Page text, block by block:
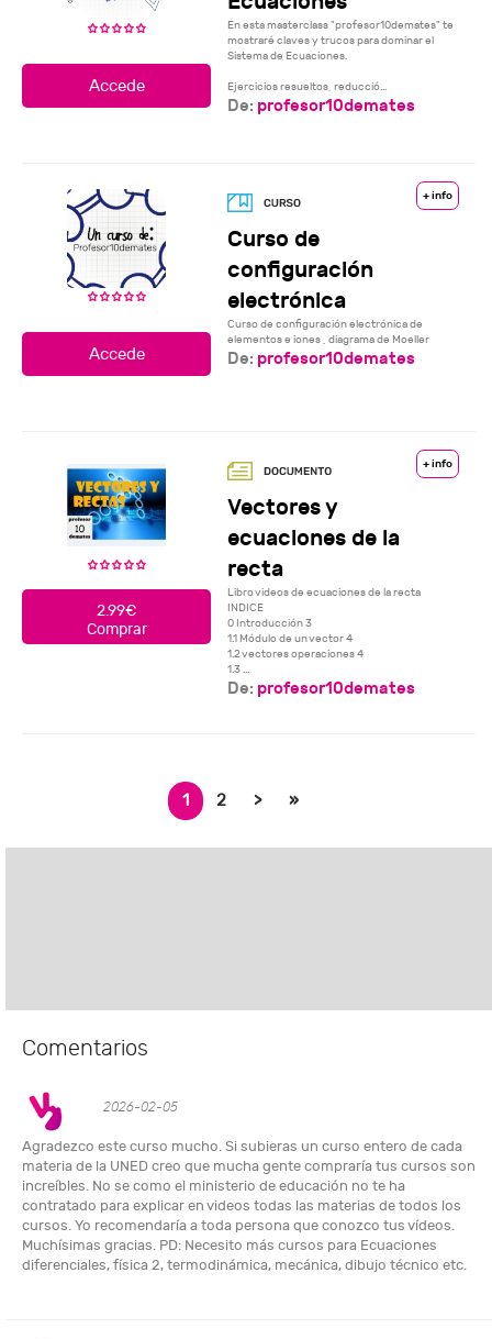
En esta masterclass "profesor10demates" te
mostraré claves y trucos para dominar el
Sistema de Ecuaciones.
Ejercicios resueltos, reducció...
De: profesor10demates
+ info
Curso de
configuración
electrónica
Curso de configuración electrónica de
elementos e iones , diagrama de Moeller
De: profesor10demates
2.99€
Comprar
+ info
Vectores y
ecuaciones de la
recta
Libro videos de ecuaciones de la recta
INDICE
0 Introducción 3
1.1 Módulo de un vector 4
1.2 vectores operaciones 4
1.3 ...
De: profesor10demates
1 2 > »
Comentarios
2026-02-05
Agradezco este curso mucho. Si subieras un curso entero de cada
materia de la UNED creo que mucha gente compraría tus cursos son
increíbles. No se como el ministerio de educación no te ha
contratado para explicar en videos todas las materias de todos los
cursos. Yo recomendaría a toda persona que conozco tus vídeos.
Muchísimas gracias. PD: Necesito más cursos para Ecuaciones
diferenciales, física 2, termodinámica, mecánica, dibujo técnico etc.